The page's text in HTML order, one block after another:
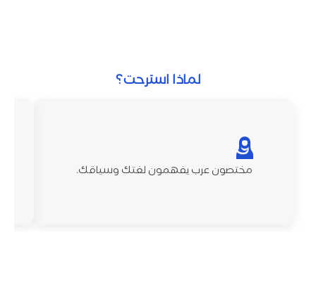
لماذا استرحت؟
مختصون عرب يفهمون لغتك وسياقك.